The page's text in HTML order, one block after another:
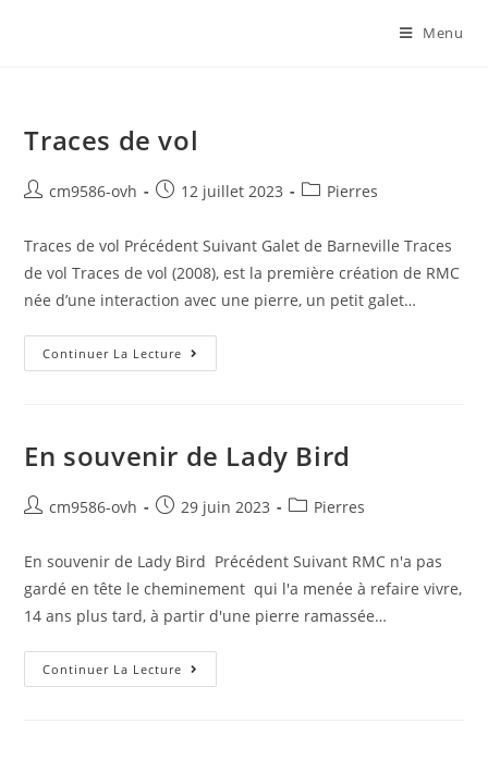
Menu
Traces de vol
cm9586-ovh 12 juillet 2023 Pierres
Traces de vol Précédent Suivant Galet de Barneville Traces
de vol Traces de vol (2008), est la première création de RMC
née d’une interaction avec une pierre, un petit galet…
Continuer La Lecture
En souvenir de Lady Bird
cm9586-ovh 29 juin 2023 Pierres
En souvenir de Lady Bird Précédent Suivant RMC n'a pas
gardé en tête le cheminement qui l'a menée à refaire vivre,
14 ans plus tard, à partir d'une pierre ramassée…
Continuer La Lecture